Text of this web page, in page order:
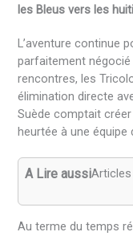
les Bleus vers les
L’aventure continue
parfaitement
rencontres, les
élimination directe
Suède comptait
heurtée à une équipe
A Lire aussi
Au terme du temps